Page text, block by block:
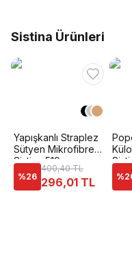
Sistina Ürünleri
Yapışkanlı Straplez
Sütyen Mikrofibre
Sistina 519
%26
400,40 TL
296,01 TL %